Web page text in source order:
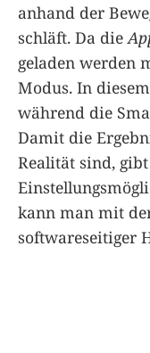
anhand der
schläft. Da die
geladen werden
Modus. In
während die
Damit die
Realität sind,
kann man mit
softwareseitiger